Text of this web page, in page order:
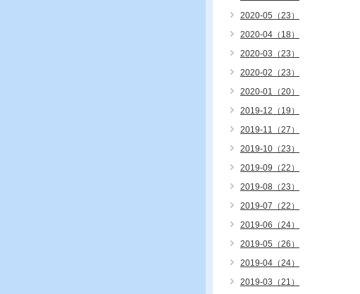
2020-05（23）
2020-04（18）
2020-03（23）
2020-02（23）
2020-01（20）
2019-12（19）
2019-11（27）
2019-10（23）
2019-09（22）
2019-08（23）
2019-07（22）
2019-06（24）
2019-05（26）
2019-04（24）
2019-03（21）